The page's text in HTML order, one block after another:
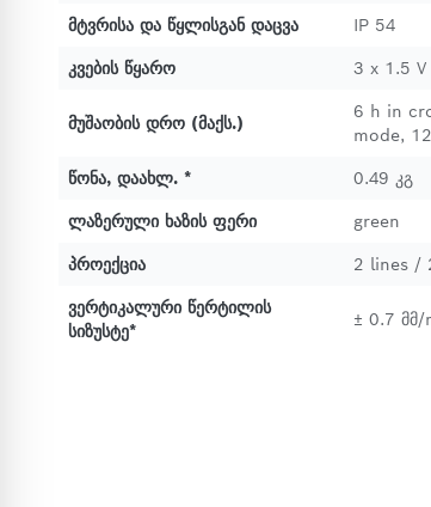
მტვრისა და წყლისგან დაცვა
IP 54
კვების წყარო
3 x 1.5 V
მუშაობის დრო (მაქს.)
6 h in
mode,
წონა, დაახლ. *
0.49 კგ
ლაზერული ხაზის ფერი
green
პროექცია
2 lines /
ვერტიკალური წერტილის
სიზუსტე*
± 0.7 მმ/